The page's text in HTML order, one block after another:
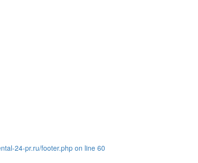
24-pr.ru/footer.php on line 60